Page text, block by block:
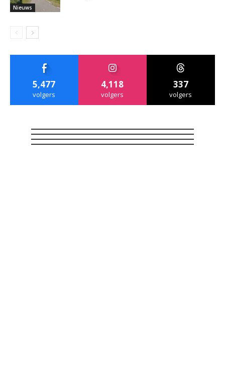
Nieuws
5,477
volgers
4,118
volgers
337
volgers